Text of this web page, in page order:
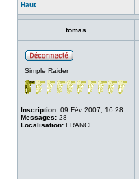
Haut
tomas
Simple Raider
Inscription: 09 Fév 2007, 16:28
Messages: 28
Localisation: FRANCE